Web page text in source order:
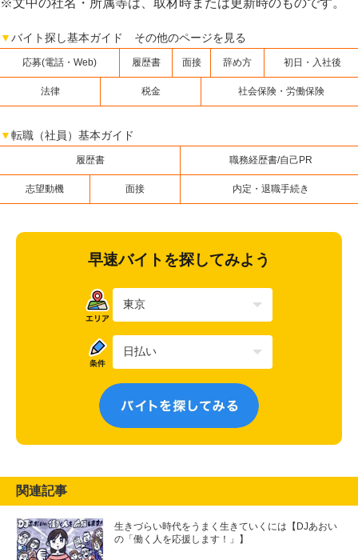
▼バイト探し基本ガイド その他のページを見る
応募(電話・Web) 履歴書 面接 辞め方 初日・入社後
法律 税金 社会保険・労働保険
▼転職（社員）基本ガイド
履歴書 職務経歴書/自己PR
志望動機 面接 内定・退職手続き
早速バイトを探してみよう
関連記事
生きづらい時代をうまく生きていくには【DJあおい
の「働く人を応援します！」】